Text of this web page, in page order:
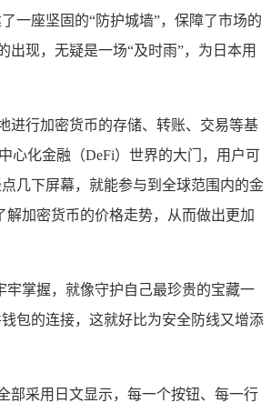
一座坚固的“防护城墙”，保障了市场的
现，无疑是一场“及时雨”，为日本用
进行加密货币的存储、转账、交易等基
心化金融（DeFi）世界的大门，用户可
几下屏幕，就能参与到全球范围内的金
加密货币的价格走势，从而做出更加
掌握，就像守护自己最珍贵的宝藏一
包的连接，这就好比为安全防线又增添
部采用日文显示，每一个按钮、每一行